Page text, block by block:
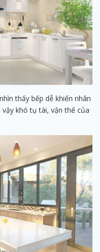
thấy bếp dễ khiến nhân
khó tụ tài, vận thế của